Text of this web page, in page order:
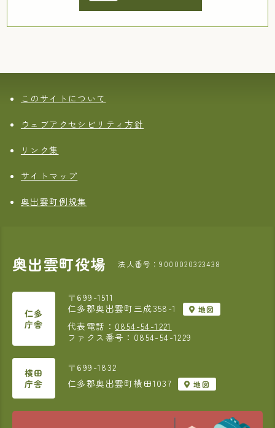
このサイトについて
ウェブアクセシビリティ方針
リンク集
サイトマップ
奥出雲町例規集
奥出雲町役場 法人番号：9000020323438
仁多
庁舎
〒699-1511
仁多郡奥出雲町三成358-1
地図
代表電話： 0854-54-1221
ファクス番号：0854-54-1229
横田
庁舎
〒699-1832
仁多郡奥出雲町横田1037
地図